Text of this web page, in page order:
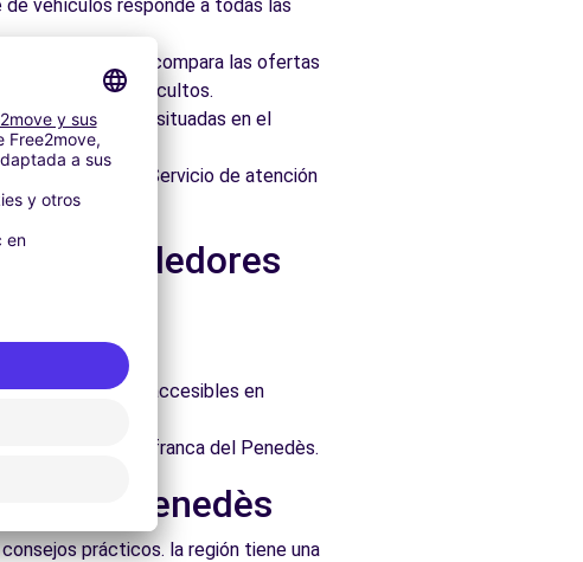
vehículos responde a todas las
plataforma que compara las ofertas
sin cargos ocultos.
idealmente situadas en el
pocos minutos. Servicio de atención
y alrededores
arquitectónico.
naturaleza.
fácilmente accesibles en
de Vilafranca del Penedès.
del Penedès
prácticos. la región tiene una